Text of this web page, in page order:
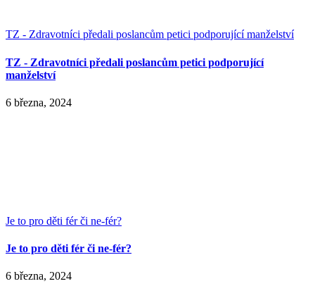
TZ - Zdravotníci předali poslancům petici podporující manželství
TZ - Zdravotníci předali poslancům petici podporující
manželství
6 března, 2024
Je to pro děti fér či ne-fér?
Je to pro děti fér či ne-fér?
6 března, 2024